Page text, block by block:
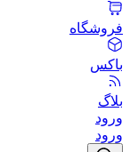
فروشگاه
باکس
بلاگ
ورود
ورود